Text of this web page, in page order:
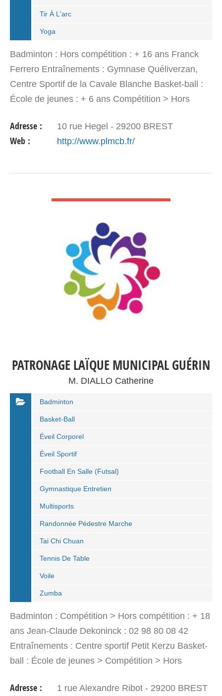
Tir À L'arc
Yoga
Badminton : Hors compétition : + 16 ans Franck
Ferrero Entraînements : Gymnase Quéliverzan,
Centre Sportif de la Cavale Blanche Basket-ball :
École de jeunes : + 6 ans Compétition > Hors
86 43…
Adresse : 10 rue Hegel - 29200 BREST
Web : http://www.plmcb.fr/
PATRONAGE LAÏQUE MUNICIPAL GUÉRIN
M. DIALLO Catherine
Badminton
Basket-Ball
Éveil Corporel
Éveil Sportif
Football En Salle (Futsal)
Gymnastique Entretien
Multisports
Randonnée Pédestre Marche
Tai Chi Chuan
Tennis De Table
Voile
Zumba
Badminton : Compétition > Hors compétition : + 18
ans Jean-Claude Dekoninck : 02 98 80 08 42
Entraînements : Centre sportif Petit Kerzu Basket-
ball : École de jeunes > Compétition > Hors
ou 02 98 82…
Adresse : 1 rue Alexandre Ribot - 29200 BREST